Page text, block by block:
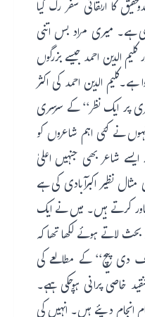
کا ارتقائی سفر رک گیا
ہے۔ میری مراد بس اتنی
الدین احمد جیسے بزرگوں
الدین احمد کی اکثر
پر ایک نظر‘‘ کے سرسری
نے کئی اہم شاعروں کو
شاعر بھی جنہیں اعلیٰ
نظیر اکبرآبادی کی ہے
کرتے ہیں۔ میں نے ایک
لاتے ہوئے لکھا تھا کہ
دی پیچ‘‘ کے مطالعے کی
خاصی پرانی ہوچکی ہہے۔